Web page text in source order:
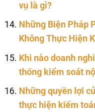
vụ là gì?
Những Biện Pháp
Không Thực Hiện
Khi nào doanh
thống kiểm soát
Những quyền lợi
thực hiện kiểm